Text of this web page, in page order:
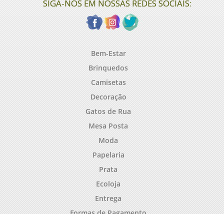
SIGA-NOS EM NOSSAS REDES SOCIAIS:
Bem-Estar
Brinquedos
Camisetas
Decoração
Gatos de Rua
Mesa Posta
Moda
Papelaria
Prata
Ecoloja
Entrega